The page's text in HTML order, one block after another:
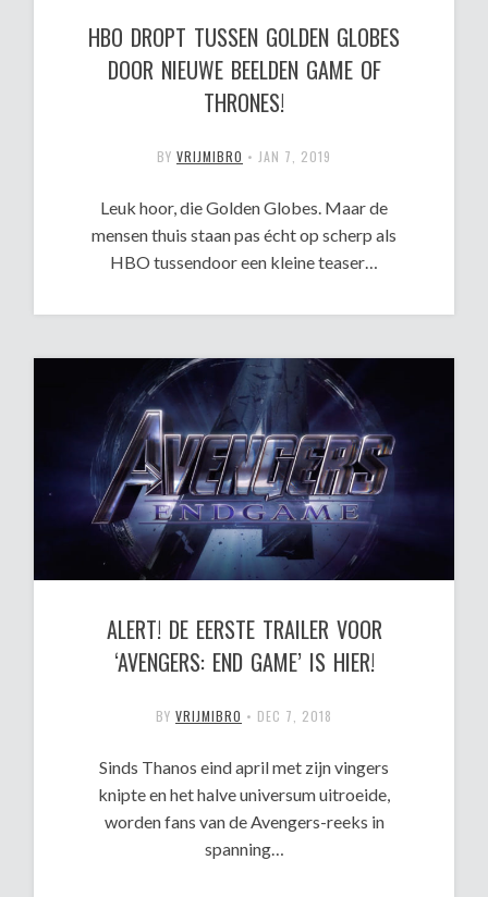
HBO DROPT TUSSEN GOLDEN GLOBES
DOOR NIEUWE BEELDEN GAME OF
THRONES!
BY VRIJMIBRO • JAN 7, 2019
Leuk hoor, die Golden Globes. Maar de
mensen thuis staan pas écht op scherp als
HBO tussendoor een kleine teaser…
ALERT! DE EERSTE TRAILER VOOR
‘AVENGERS: END GAME’ IS HIER!
BY VRIJMIBRO • DEC 7, 2018
Sinds Thanos eind april met zijn vingers
knipte en het halve universum uitroeide,
worden fans van de Avengers-reeks in
spanning…